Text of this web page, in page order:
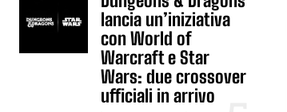
lancia un’iniziativa
con World of
Warcraft e Star
Wars: due crossover
ufficiali in arrivo